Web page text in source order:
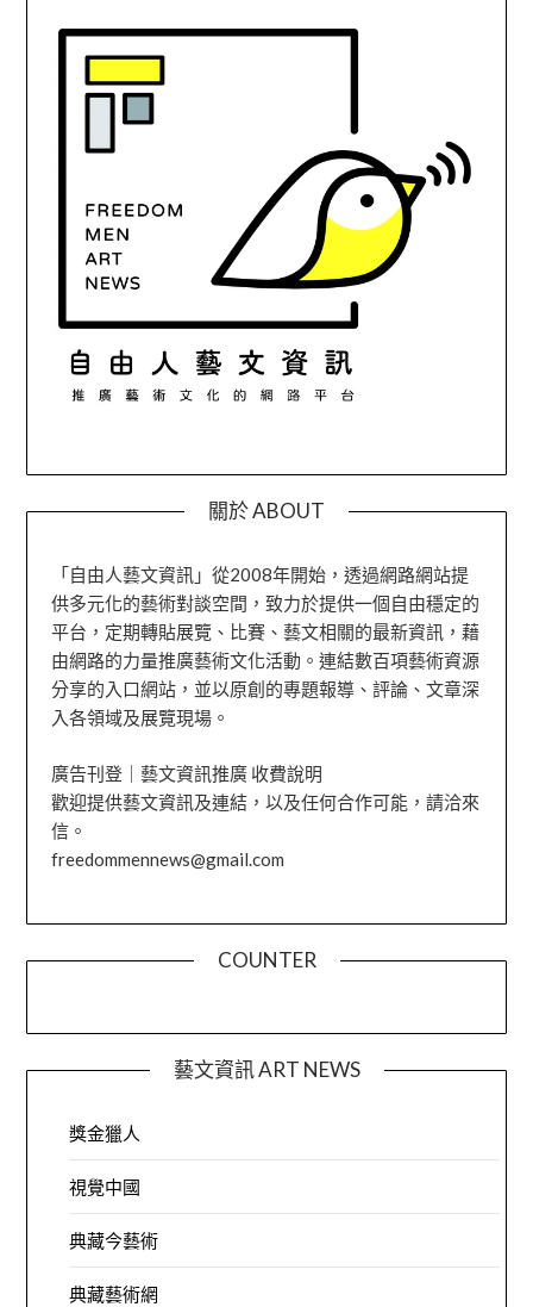
關於 ABOUT
「自由人藝文資訊」從2008年開始，透過網路網站提
供多元化的藝術對談空間，致力於提供一個自由穩定的
平台，定期轉貼展覽、比賽、藝文相關的最新資訊，藉
由網路的力量推廣藝術文化活動。連結數百項藝術資源
分享的入口網站，並以原創的專題報導、評論、文章深
入各領域及展覽現場。
廣告刊登｜藝文資訊推廣 收費說明
歡迎提供藝文資訊及連結，以及任何合作可能，請洽來
信。
freedommennews@gmail.com
COUNTER
藝文資訊 ART NEWS
獎金獵人
視覺中國
典藏今藝術
典藏藝術網